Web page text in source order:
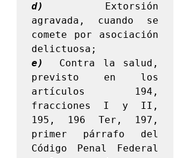
d)
Extorsión
agravada, cuando se
comete por asociación
e)
  Contra la salud,
previsto en los
artículos 194,
fracciones I y II,
195, 196 Ter, 197,
primer párrafo del
Código Penal Federal